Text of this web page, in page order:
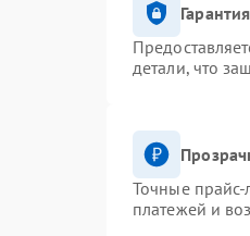
детали, что
Точные прайс-
платежей и